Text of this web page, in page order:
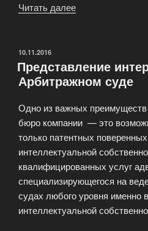
Читать далее
ОПУБЛИКОВАНО
10.11.2016
Представление
Арбитражном суде
Одно из важных
бюро компании — это
только патентных
интеллектуальной
квалифицированных услуг
специализирующегося на
судах любого уровня именно
интеллектуальной